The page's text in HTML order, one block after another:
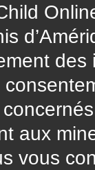
aux
vous